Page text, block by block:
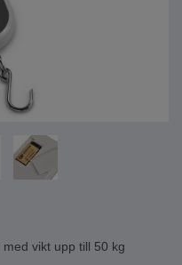
vikt upp till 50 kg